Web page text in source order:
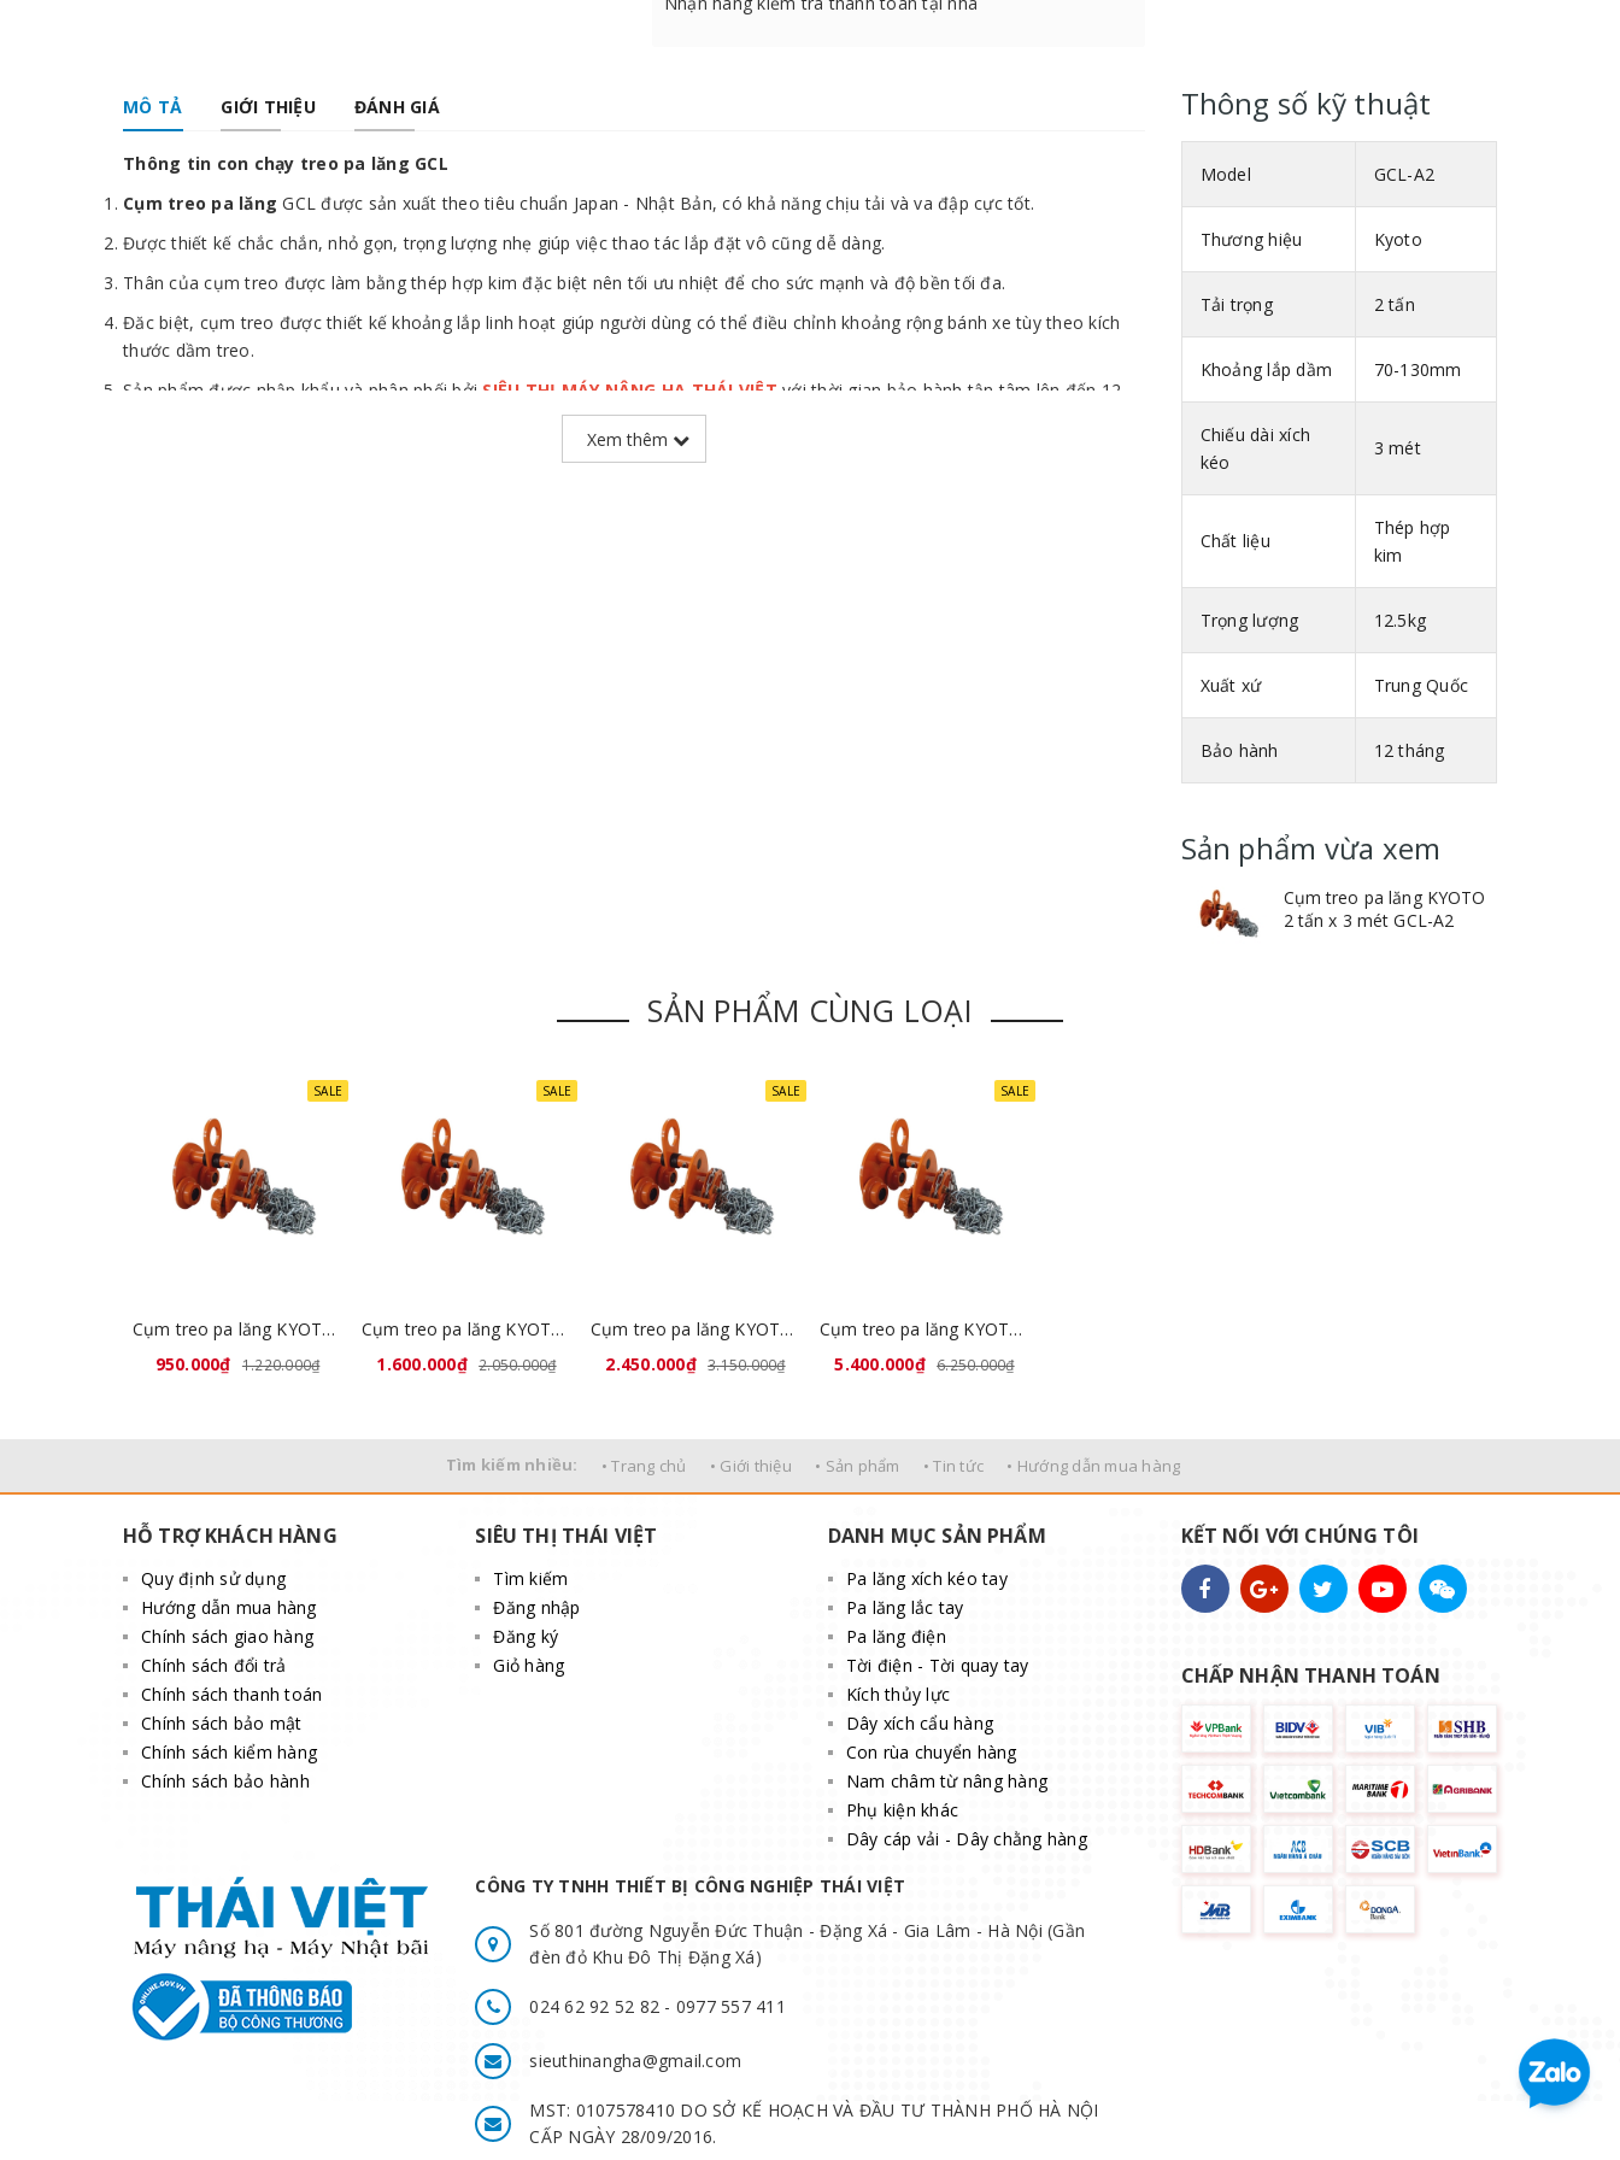
MÔ TẢ GIỚI THIỆU ĐÁNH GIÁ
Thông tin con chạy treo pa lăng GCL
Cụm treo pa lăng GCL được sản xuất theo tiêu chuẩn Japan - Nhật Bản, có khả năng chịu tải và va đập cực tốt.
Được thiết kế chắc chắn, nhỏ gọn, trọng lượng nhẹ giúp việc thao tác lắp đặt vô cũng dễ dàng.
Thân của cụm treo được làm bằng thép hợp kim đặc biệt nên tối ưu nhiệt để cho sức mạnh và độ bền tối đa.
Đăc biệt, cụm treo được thiết kế khoảng lắp linh hoạt giúp người dùng có thể điều chỉnh khoảng rộng bánh xe tùy theo kích
thước dầm treo.
Sản phẩm được nhập khẩu và phân phối bởi SIÊU THỊ MÁY NÂNG HẠ THÁI VIỆT với thời gian bảo hành tận tâm lên đến 12
Xem thêm
Thông số kỹ thuật
Model GCL-A2
Thương hiệu Kyoto
Tải trọng 2 tấn
Khoảng lắp dầm 70-130mm
Chiếu dài xích
kéo
3 mét
Chất liệu
Thép hợp
kim
Trọng lượng 12.5kg
Xuất xứ Trung Quốc
Bảo hành 12 tháng
Sản phẩm vừa xem
Cụm treo pa lăng KYOTO
2 tấn x 3 mét GCL-A2
SẢN PHẨM CÙNG LOẠI
SALE
Cụm treo pa lăng KYOTO 1 tấn x 3 mét GCL-A1
950.000₫ 1.220.000₫
SALE
Cụm treo pa lăng KYOTO 3 tấn x 3 mét GCL-A3
1.600.000₫ 2.050.000₫
SALE
Cụm treo pa lăng KYOTO 5 tấn x 3 mét GCL-A5
2.450.000₫ 3.150.000₫
SALE
Cụm treo pa lăng KYOTO 10 tấn x 3 mét GCL-A10
5.400.000₫ 6.250.000₫
Tìm kiếm nhiều: • Trang chủ • Giới thiệu • Sản phẩm • Tin tức • Hướng dẫn mua hàng
HỖ TRỢ KHÁCH HÀNG
Quy định sử dụng
Hướng dẫn mua hàng
Chính sách giao hàng
Chính sách đổi trả
Chính sách thanh toán
Chính sách bảo mật
Chính sách kiểm hàng
Chính sách bảo hành
SIÊU THỊ THÁI VIỆT
Tìm kiếm
Đăng nhập
Đăng ký
Giỏ hàng
DANH MỤC SẢN PHẨM
Pa lăng xích kéo tay
Pa lăng lắc tay
Pa lăng điện
Tời điện - Tời quay tay
Kích thủy lực
Dây xích cẩu hàng
Con rùa chuyển hàng
Nam châm từ nâng hàng
Phụ kiện khác
Dây cáp vải - Dây chằng hàng
CÔNG TY TNHH THIẾT BỊ CÔNG NGHIỆP THÁI VIỆT
Số 801 đường Nguyễn Đức Thuận - Đặng Xá - Gia Lâm - Hà Nội (Gần
đèn đỏ Khu Đô Thị Đặng Xá)
024 62 92 52 82 - 0977 557 411
sieuthinangha@gmail.com
MST: 0107578410 DO SỞ KẾ HOẠCH VÀ ĐẦU TƯ THÀNH PHỐ HÀ NỘI
CẤP NGÀY 28/09/2016.
KẾT NỐI VỚI CHÚNG TÔI
CHẤP NHẬN THANH TOÁN